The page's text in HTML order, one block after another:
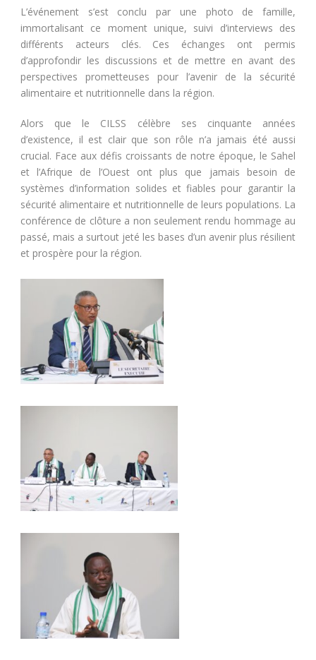
L’événement s’est conclu par une photo de famille,
immortalisant ce moment unique, suivi d’interviews des
différents acteurs clés. Ces échanges ont permis
d’approfondir les discussions et de mettre en avant des
perspectives prometteuses pour l’avenir de la sécurité
alimentaire et nutritionnelle dans la région.
Alors que le CILSS célèbre ses cinquante années
d’existence, il est clair que son rôle n’a jamais été aussi
crucial. Face aux défis croissants de notre époque, le Sahel
et l’Afrique de l’Ouest ont plus que jamais besoin de
systèmes d’information solides et fiables pour garantir la
sécurité alimentaire et nutritionnelle de leurs populations. La
conférence de clôture a non seulement rendu hommage au
passé, mais a surtout jeté les bases d’un avenir plus résilient
et prospère pour la région.